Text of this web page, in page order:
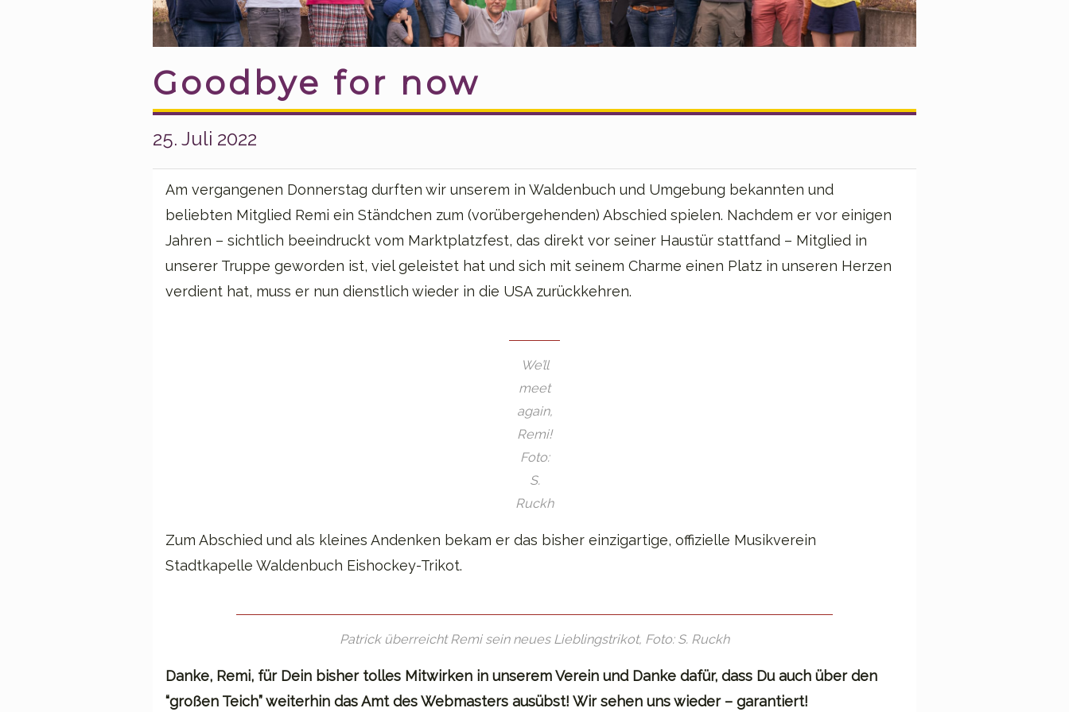
Goodbye for now
25. Juli 2022
Am vergangenen Donnerstag durften wir unserem in Waldenbuch und Umgebung bekannten und
beliebten Mitglied Remi ein Ständchen zum (vorübergehenden) Abschied spielen. Nachdem er vor einigen
Jahren – sichtlich beeindruckt vom Marktplatzfest, das direkt vor seiner Haustür stattfand – Mitglied in
unserer Truppe geworden ist, viel geleistet hat und sich mit seinem Charme einen Platz in unseren Herzen
verdient hat, muss er nun dienstlich wieder in die USA zurückkehren.
We’ll
meet
again,
Remi!
Foto:
S.
Ruckh
Zum Abschied und als kleines Andenken bekam er das bisher einzigartige, offizielle Musikverein
Stadtkapelle Waldenbuch Eishockey-Trikot.
Patrick überreicht Remi sein neues Lieblingstrikot, Foto: S. Ruckh
Danke, Remi, für Dein bisher tolles Mitwirken in unserem Verein und Danke dafür, dass Du auch über den
“großen Teich” weiterhin das Amt des Webmasters ausübst! Wir sehen uns wieder – garantiert!